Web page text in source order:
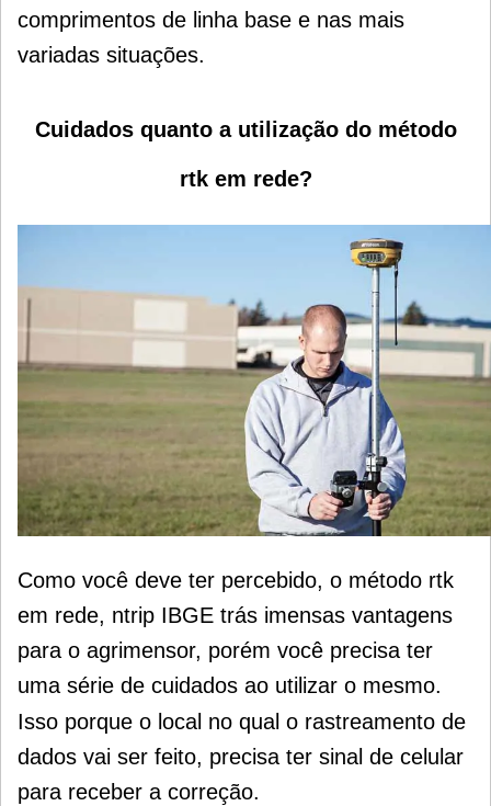
comprimentos de linha base e nas mais
variadas situações.
Cuidados quanto a utilização do método
rtk em rede?
Como você deve ter percebido, o método rtk
em rede, ntrip IBGE trás imensas vantagens
para o agrimensor, porém você precisa ter
uma série de cuidados ao utilizar o mesmo.
Isso porque o local no qual o rastreamento de
dados vai ser feito, precisa ter sinal de celular
para receber a correção.